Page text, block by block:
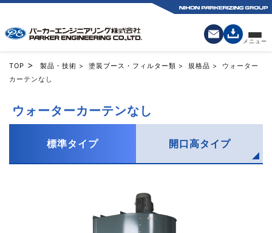
TOP > 製品・技術 > 塗装ブース・フィルター類 > 規格品 > ウォーター
カーテンなし
ウォーターカーテンなし
標準タイプ 開口高タイプ